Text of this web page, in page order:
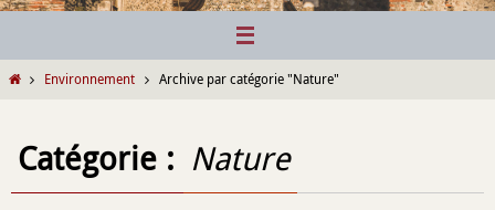
HomeEnvironnement Archive par catégorie "Nature"
Catégorie : Nature